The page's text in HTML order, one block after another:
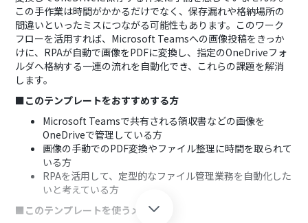
この手作業は時間がかかるだけでなく、保存漏れや格納場所の
間違いといったミスにつながる可能性もあります。このワーク
フローを活用すれば、Microsoft Teamsへの画像投稿をきっか
けに、RPAが自動で画像をPDFに変換し、指定のOneDriveフォ
ルダへ格納する一連の流れを自動化でき、これらの課題を解消
します。
■このテンプレートをおすすめする方
Microsoft Teamsで共有される領収書などの画像を
OneDriveで管理している方
画像の手動でのPDF変換やファイル整理に時間を取られて
いる方
RPAを活用して、定型的なファイル管理業務を自動化した
いと考えている方
■このテンプレートを使うメリット